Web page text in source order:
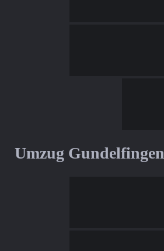
Umzug Gundelfingen